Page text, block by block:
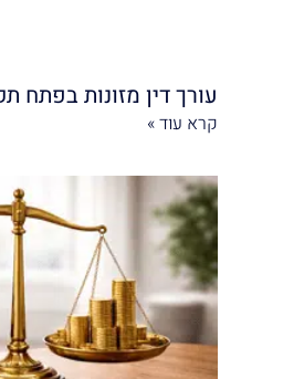
עורך דין מזונות בפתח
קרא עוד »